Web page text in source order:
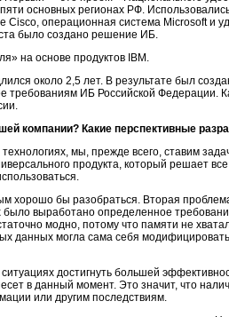
основных регионах РФ.
операционная система Microsoft и
было создано решение ИБ.
на основе продуктов IBM.
около 2,5 лет. В результате был
ИБ Российской Федерации.
компании? Какие перспективные
мы, прежде всего, ставим
продукта, который решает
хорошо бы разобраться. Вторая
выработано определенное
модно, потому что памяти не
данных могла сама себя
достигнуть большей
в данный момент. Это значит, что
или другим последствиям.